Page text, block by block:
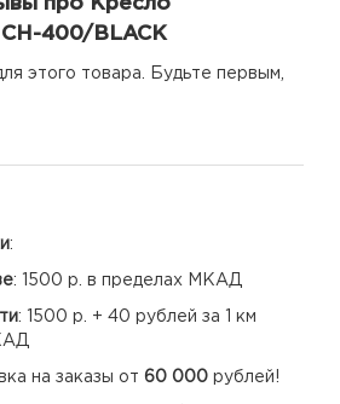
про Кресло
400/BLACK
этого товара. Будьте первым,
:
: 1500 р. в пределах МКАД
: 1500 р. + 40 рублей за 1 км
на заказы от 60 000 рублей!